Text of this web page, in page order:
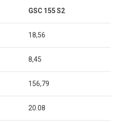
GSC 155 S2
18,56
8,45
156,79
20.08